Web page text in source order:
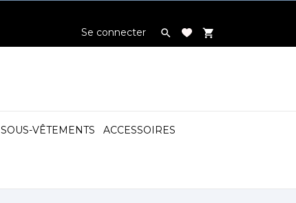
Se connecter  shopping_cart
SOUS-VÊTEMENTS ACCESSOIRES